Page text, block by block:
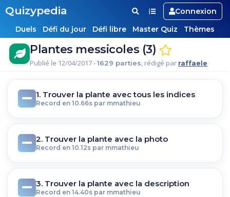
Quizypedia
Connexion
Duels
Défi du jour Défi libre Master Quiz Thèmes
Plantes messicoles (3)
Publié le 12/04/2017 -1629 parties, rédigé par raffaele
1. Trouver la plante avec tous les indices
Record en 10.66s par mmathieu
2. Trouver la plante avec la photo
Record en 10.12s par mmathieu
3. Trouver la plante avec la description
Record en 14.40s par mmathieu